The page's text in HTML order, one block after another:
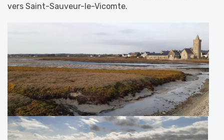
vers Saint-Sauveur-le-Vicomte.